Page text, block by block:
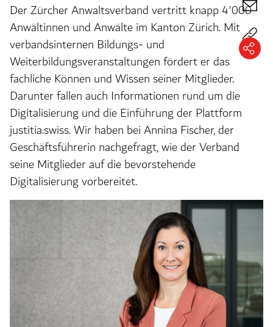
Der Zürcher Anwaltsverband vertritt knapp 4'000
Anwältinnen und Anwälte im Kanton Zürich. Mit
verbandsinternen Bildungs- und
Weiterbildungsveranstaltungen fördert er das
fachliche Können und Wissen seiner Mitglieder.
Darunter fallen auch Informationen rund um die
Digitalisierung und die Einführung der Plattform
justitia.swiss. Wir haben bei Annina Fischer, der
Geschäftsführerin nachgefragt, wie der Verband
seine Mitglieder auf die bevorstehende
Digitalisierung vorbereitet.